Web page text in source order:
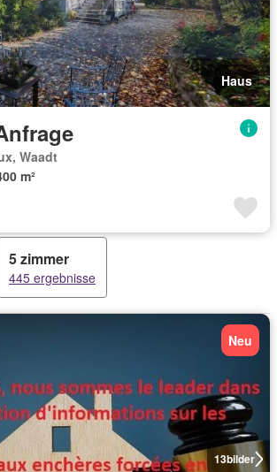
Haus
Waadt
m²
5 zimmer
445 ergebnisse
13bilder
Neu